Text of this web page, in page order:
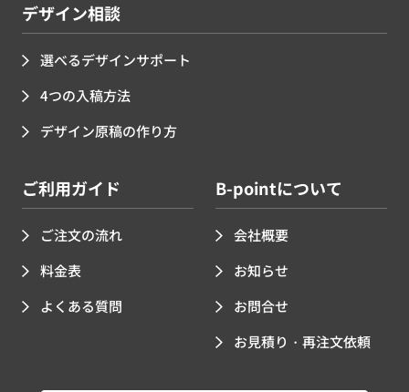
デザイン相談
選べるデザインサポート
4つの入稿方法
デザイン原稿の作り方
ご利用ガイド
ご注文の流れ
料金表
よくある質問
B-pointについて
会社概要
お知らせ
お問合せ
お見積り・再注文依頼